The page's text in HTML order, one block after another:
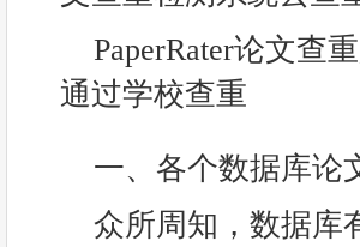
PaperRater论文查
通过学校查重
一、各个数据库论
众所周知，数据库